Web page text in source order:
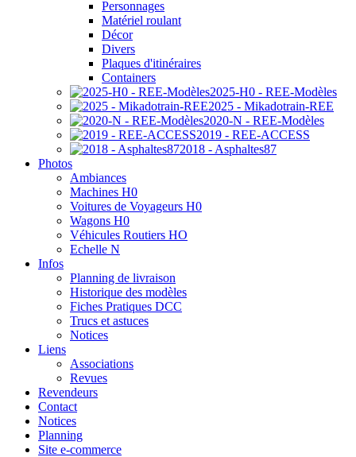
Personnages
Matériel roulant
Décor
Divers
Plaques d'itinéraires
Containers
2025-H0 - REE-Modèles
2025 - Mikadotrain-REE
2020-N - REE-Modèles
2019 - REE-ACCESS
2018 - Asphaltes87
Photos
Ambiances
Machines H0
Voitures de Voyageurs H0
Wagons H0
Véhicules Routiers HO
Echelle N
Infos
Planning de livraison
Historique des modèles
Fiches Pratiques DCC
Trucs et astuces
Notices
Liens
Associations
Revues
Revendeurs
Contact
Notices
Planning
Site e-commerce